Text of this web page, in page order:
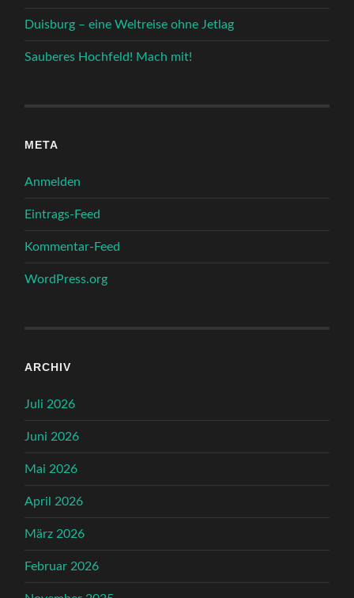
Duisburg – eine Weltreise ohne Jetlag
Sauberes Hochfeld! Mach mit!
META
Anmelden
Eintrags-Feed
Kommentar-Feed
WordPress.org
ARCHIV
Juli 2026
Juni 2026
Mai 2026
April 2026
März 2026
Februar 2026